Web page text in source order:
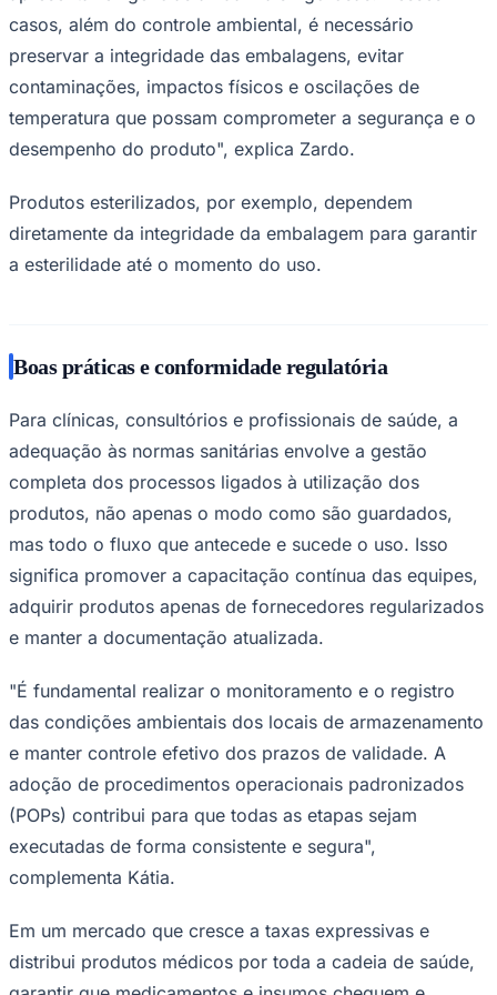
casos, além do controle ambiental, é necessário
preservar a integridade das embalagens, evitar
contaminações, impactos físicos e oscilações de
temperatura que possam comprometer a segurança e o
desempenho do produto", explica Zardo.
Produtos esterilizados, por exemplo, dependem
diretamente da integridade da embalagem para garantir
a esterilidade até o momento do uso.
Boas práticas e conformidade regulatória
Para clínicas, consultórios e profissionais de saúde, a
adequação às normas sanitárias envolve a gestão
completa dos processos ligados à utilização dos
produtos, não apenas o modo como são guardados,
mas todo o fluxo que antecede e sucede o uso. Isso
significa promover a capacitação contínua das equipes,
adquirir produtos apenas de fornecedores regularizados
e manter a documentação atualizada.
"É fundamental realizar o monitoramento e o registro
das condições ambientais dos locais de armazenamento
e manter controle efetivo dos prazos de validade. A
adoção de procedimentos operacionais padronizados
(POPs) contribui para que todas as etapas sejam
executadas de forma consistente e segura",
complementa Kátia.
Em um mercado que cresce a taxas expressivas e
distribui produtos médicos por toda a cadeia de saúde,